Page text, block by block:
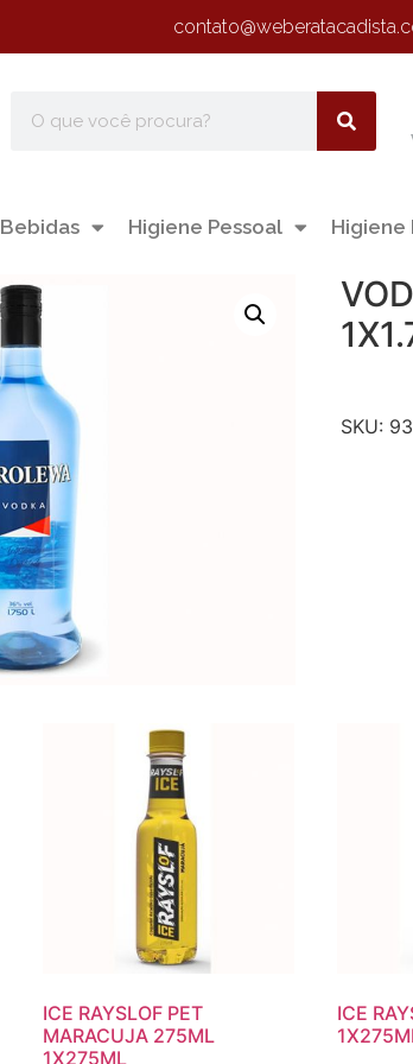
Bebidas Higiene Pessoal Higiene
SKU:
ICE RAYSLOF PET
MARACUJA 275ML
1X275ML
ICE